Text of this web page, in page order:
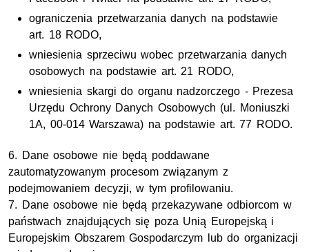
ograniczenia przetwarzania danych na podstawie
art. 18 RODO,
wniesienia sprzeciwu wobec przetwarzania danych
osobowych na podstawie art. 21 RODO,
wniesienia skargi do organu nadzorczego - Prezesa
Urzędu Ochrony Danych Osobowych (ul. Moniuszki
1A, 00-014 Warszawa) na podstawie art. 77 RODO.
6. Dane osobowe nie będą poddawane
zautomatyzowanym procesom związanym z
podejmowaniem decyzji, w tym profilowaniu.
7. Dane osobowe nie będą przekazywane odbiorcom w
państwach znajdujących się poza Unią Europejską i
Europejskim Obszarem Gospodarczym lub do organizacji